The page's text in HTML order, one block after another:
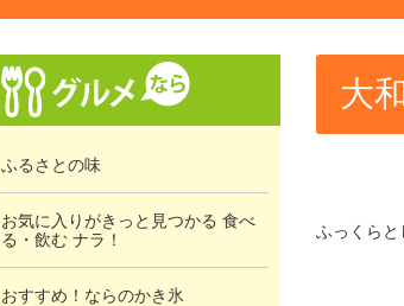
ふるさとの味
お気に入りがきっと見つかる 食べ
る・飲む ナラ！
おすすめ！ならのかき氷
大
ふっくらと